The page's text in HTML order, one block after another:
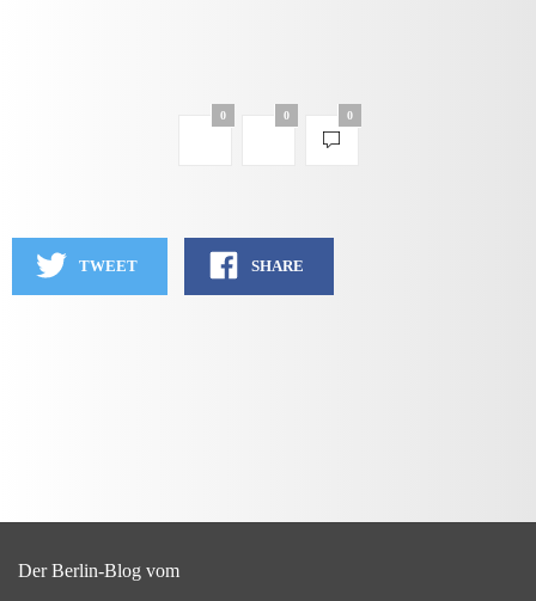
0 0 0
TWEET SHARE
Der Berlin-Blog vom